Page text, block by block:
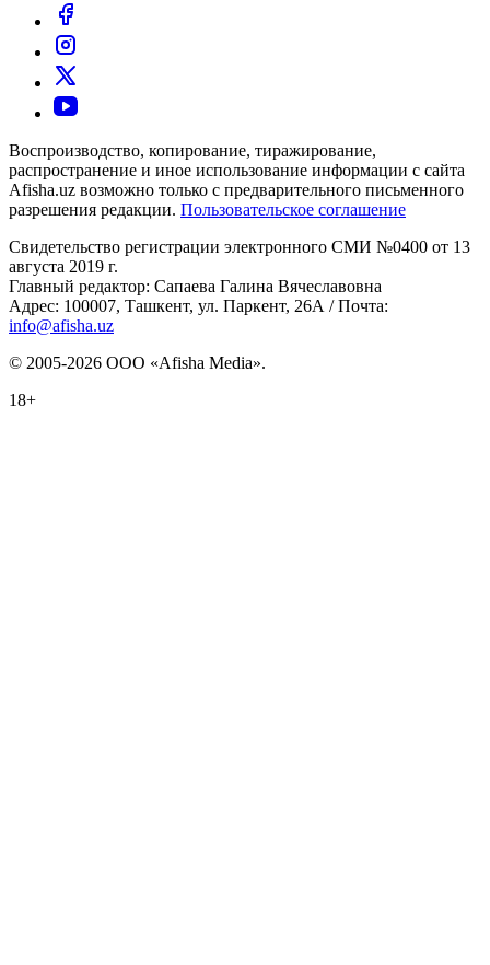
Воспроизводство, копирование, тиражирование,
распространение и иное использование информации с сайта
Afisha.uz возможно только с предварительного письменного
разрешения редакции. Пользовательское соглашение
Свидетельство регистрации электронного СМИ №0400 от 13
августа 2019 г.
Главный редактор: Сапаева Галина Вячеславовна
Адрес: 100007, Ташкент, ул. Паркент, 26А / Почта:
info@afisha.uz
© 2005-2026 ООО «Afisha Media».
18+